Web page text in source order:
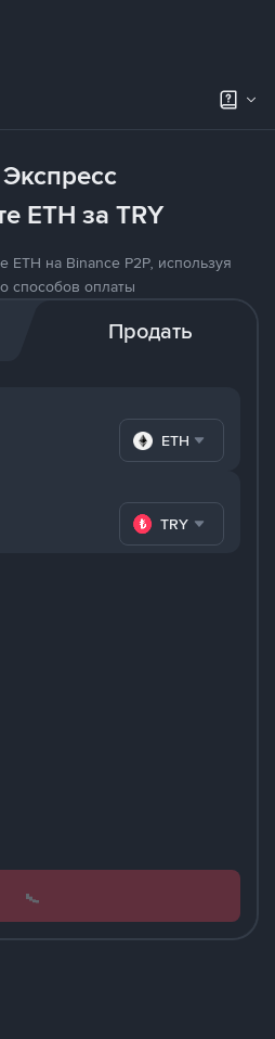
ETH за TRY
ETH на Binance P2P, используя
способов оплаты
Продать
TRY
ETH